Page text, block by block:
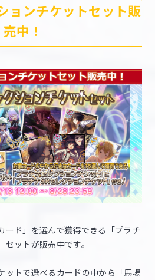
ョンチケットセット販
売中！
ード」を選んで獲得できる「プラチ
ットが販売中です。
ットで選べるカードの中から「馬場